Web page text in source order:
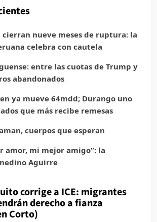
cierran nueve meses de ruptura: la
celebra con cautela
entre las cuotas de Trump y
abandonados
ya mueve 64mdd; Durango uno
que más recibe remesas
cuerpos que esperan
amor, mi mejor amigo”: la
Aguirre
corrige a ICE: migrantes
derecho a fianza
Corto)